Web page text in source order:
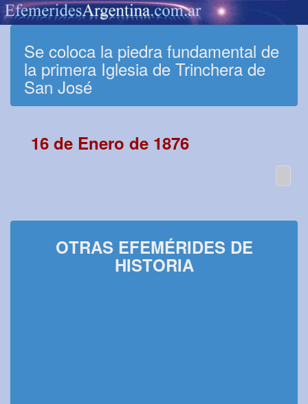
Se coloca la piedra fundamental de
la primera Iglesia de Trinchera de
San José
16 de Enero de 1876
OTRAS EFEMÉRIDES DE
HISTORIA